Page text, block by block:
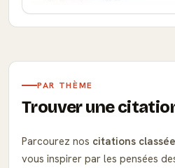
PAR THÈME
Trouver une
Parcourez nos citations
vous inspirer par les pensées